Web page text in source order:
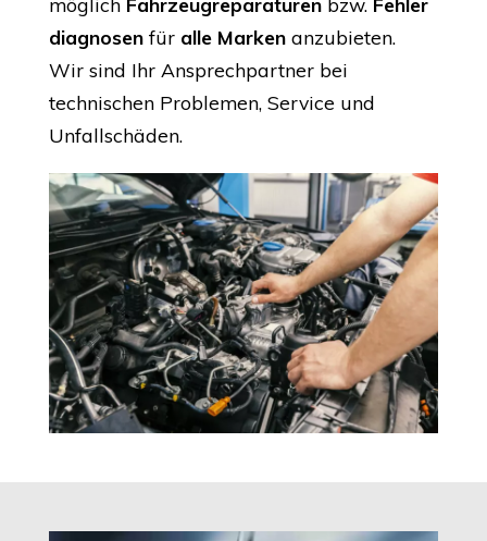
diagnosen für alle Marken anzubieten.
Wir sind Ihr Ansprechpartner bei
technischen Problemen, Service und
Unfallschäden.